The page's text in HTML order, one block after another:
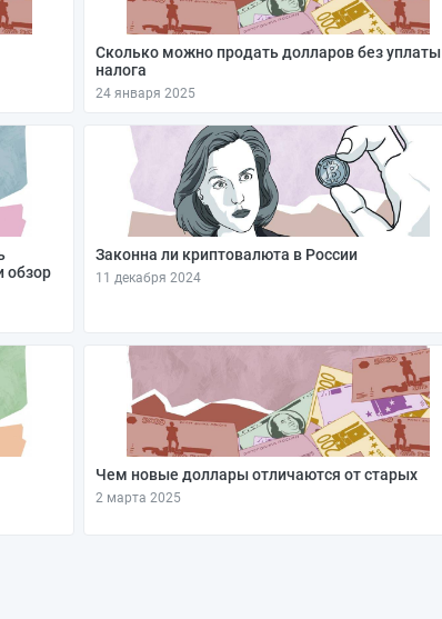
Сколько можно продать долларов без уплаты
налога
24 января 2025
обзор
Законна ли криптовалюта в России
11 декабря 2024
Чем новые доллары отличаются от старых
2 марта 2025